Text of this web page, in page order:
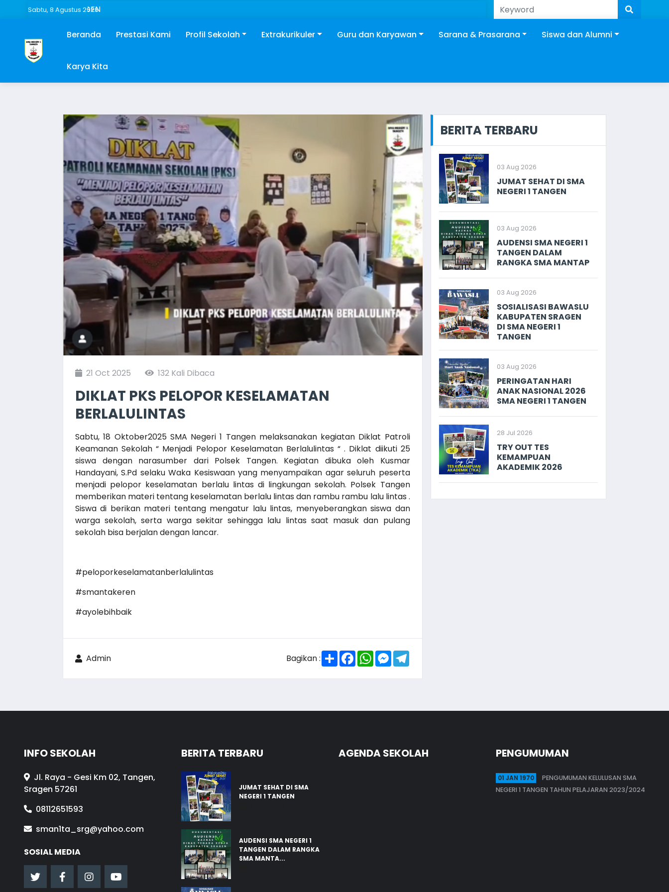
Sabtu, 8 Agustus 2026 SMA NEGERI 1 TANGEN SRAGEN
Beranda Prestasi Kami Profil Sekolah Extrakurikuler Guru dan Karyawan Sarana & Prasarana Siswa dan Alumni
Karya Kita
21 Oct 2025 132 Kali Dibaca
DIKLAT PKS PELOPOR KESELAMATAN
BERLALULINTAS
Sabtu, 18 Oktober2025 SMA Negeri 1 Tangen melaksanakan kegiatan Diklat Patroli
Keamanan Sekolah “ Menjadi Pelopor Keselamatan Berlalulintas “ . Diklat diikuti 25
siswa dengan narasumber dari Polsek Tangen. Kegiatan dibuka oleh Kusmar
Handayani, S.Pd selaku Waka Kesiswaan yang menyampaikan agar seluruh peserta
menjadi pelopor keselamatan berlalu lintas di lingkungan sekolah. Polsek Tangen
memberikan materi tentang keselamatan berlalu lintas dan rambu rambu lalu lintas .
Siswa di berikan materi tentang mengatur lalu lintas, menyeberangkan siswa dan
warga sekolah, serta warga sekitar sehingga lalu lintas saat masuk dan pulang
sekolah bisa berjalan dengan lancar.
#peloporkeselamatanberlalulintas
#smantakeren
#ayolebihbaik
Admin Bagikan : ShareFacebook
WhatsAppMessenger
Telegram
BERITA TERBARU
03 Aug 2026
JUMAT SEHAT DI SMA
NEGERI 1 TANGEN
03 Aug 2026
AUDENSI SMA NEGERI 1
TANGEN DALAM
RANGKA SMA MANTAP
03 Aug 2026
SOSIALISASI BAWASLU
KABUPATEN SRAGEN
DI SMA NEGERI 1
TANGEN
03 Aug 2026
PERINGATAN HARI
ANAK NASIONAL 2026
SMA NEGERI 1 TANGEN
28 Jul 2026
TRY OUT TES
KEMAMPUAN
AKADEMIK 2026
INFO SEKOLAH
Jl. Raya - Gesi Km 02, Tangen,
Sragen 57261
08112651593
sman1ta_srg@yahoo.com
SOSIAL MEDIA
BERITA TERBARU
JUMAT SEHAT DI SMA
NEGERI 1 TANGEN
AUDENSI SMA NEGERI 1
TANGEN DALAM RANGKA
SMA MANTA...
AGENDA SEKOLAH PENGUMUMAN
01 JAN 1970
PENGUMUMAN KELULUSAN SMA
NEGERI 1 TANGEN TAHUN PELAJARAN 2023/2024